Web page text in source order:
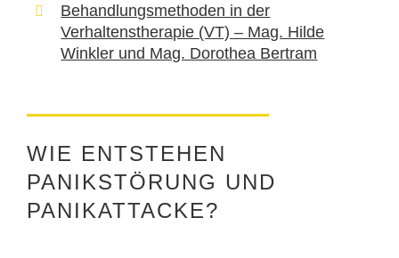
Behandlungsmethoden in der
Verhaltenstherapie (VT) – Mag. Hilde
Winkler und Mag. Dorothea Bertram
WIE ENTSTEHEN
PANIKSTÖRUNG UND
PANIKATTACKE?